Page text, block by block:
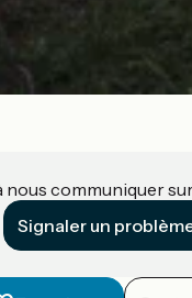
nous communiquer
Signaler un